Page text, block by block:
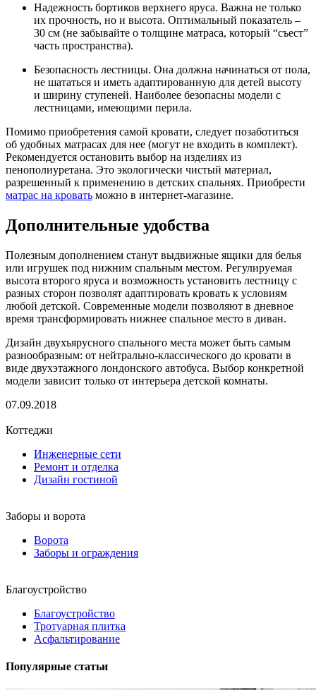
Надежность бортиков верхнего яруса. Важна не только
их прочность, но и высота. Оптимальный показатель –
30 см (не забывайте о толщине матраса, который “съест”
часть пространства).
Безопасность лестницы. Она должна начинаться от пола,
не шататься и иметь адаптированную для детей высоту
и ширину ступеней. Наиболее безопасны модели с
лестницами, имеющими перила.
Помимо приобретения самой кровати, следует позаботиться
об удобных матрасах для нее (могут не входить в комплект).
Рекомендуется остановить выбор на изделиях из
пенополиуретана. Это экологически чистый материал,
разрешенный к применению в детских спальнях. Приобрести
матрас на кровать можно в интернет-магазине.
Дополнительные удобства
Полезным дополнением станут выдвижные ящики для белья
или игрушек под нижним спальным местом. Регулируемая
высота второго яруса и возможность установить лестницу с
разных сторон позволят адаптировать кровать к условиям
любой детской. Современные модели позволяют в дневное
время трансформировать нижнее спальное место в диван.
Дизайн двухъярусного спального места может быть самым
разнообразным: от нейтрально-классического до кровати в
виде двухэтажного лондонского автобуса. Выбор конкретной
модели зависит только от интерьера детской комнаты.
07.09.2018
Коттеджи
Инженерные сети
Ремонт и отделка
Дизайн гостиной
Заборы и ворота
Ворота
Заборы и ограждения
Благоустройство
Благоустройство
Тротуарная плитка
Асфальтирование
Популярные статьи